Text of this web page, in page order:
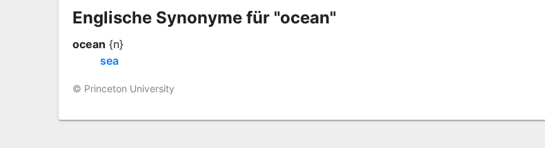
Englische Synonyme für "ocean"
ocean {n}
sea
© Princeton University